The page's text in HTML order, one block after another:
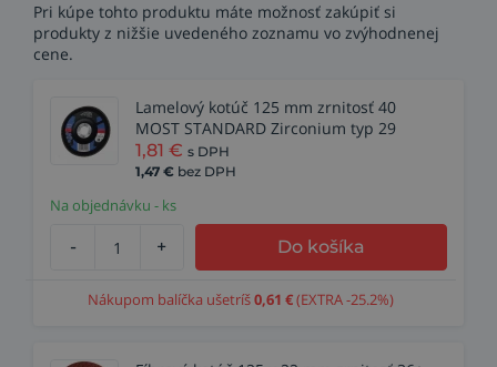
Pri kúpe tohto produktu máte možnosť zakúpiť si
produkty z nižšie uvedeného zoznamu vo zvýhodnenej
cene.
Lamelový kotúč 125 mm zrnitosť 40
MOST STANDARD Zirconium typ 29
1,81 € s DPH
1,47 € bez DPH
Na objednávku - ks
- + Do košíka
Nákupom balíčka ušetríš0,61 €(EXTRA -25.2%)